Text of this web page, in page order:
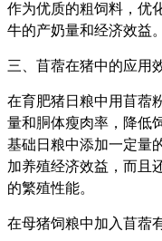
作为优质的粗饲料，优
牛的产奶量和经济效益。
三、苜蓿在猪中的应用
在育肥猪日粮中用苜蓿
量和胴体瘦肉率，降低
基础日粮中添加一定量
加养殖经济效益，而且
的繁殖性能。
在母猪饲粮中加入苜蓿